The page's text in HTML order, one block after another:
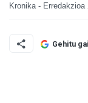
Kronika - Erredakzioa
Gehitu